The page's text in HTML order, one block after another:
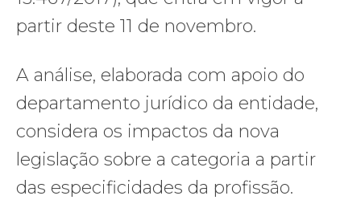
partir deste 11 de novembro.
A análise, elaborada com apoio do
departamento jurídico da entidade,
considera os impactos da nova
legislação sobre a categoria a partir
das especificidades da profissão.